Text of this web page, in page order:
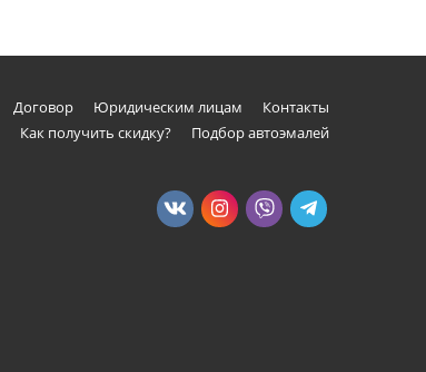
Договор Юридическим лицам
Контакты
Как получить скидку? Подбор автоэмалей